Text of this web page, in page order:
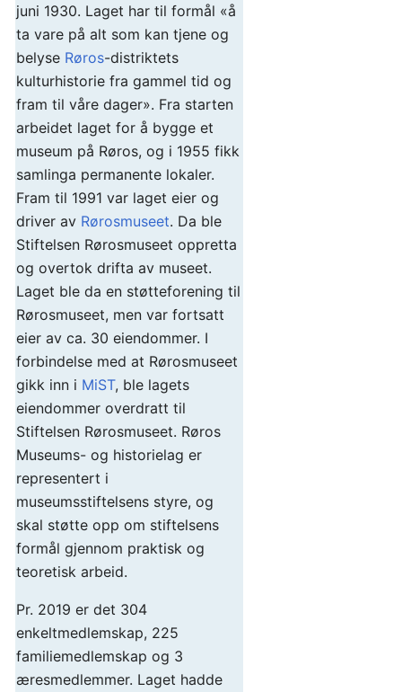
juni 1930. Laget har til formål «å
ta vare på alt som kan tjene og
belyse Røros-distriktets
kulturhistorie fra gammel tid og
fram til våre dager». Fra starten
arbeidet laget for å bygge et
museum på Røros, og i 1955 fikk
samlinga permanente lokaler.
Fram til 1991 var laget eier og
driver av Rørosmuseet. Da ble
Stiftelsen Rørosmuseet oppretta
og overtok drifta av museet.
Laget ble da en støtteforening til
Rørosmuseet, men var fortsatt
eier av ca. 30 eiendommer. I
forbindelse med at Rørosmuseet
gikk inn i MiST, ble lagets
eiendommer overdratt til
Stiftelsen Rørosmuseet. Røros
Museums- og historielag er
representert i
museumsstiftelsens styre, og
skal støtte opp om stiftelsens
formål gjennom praktisk og
teoretisk arbeid.
Pr. 2019 er det 304
enkeltmedlemskap, 225
familiemedlemskap og 3
æresmedlemmer. Laget hadde